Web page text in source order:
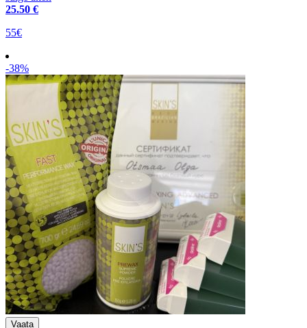
25.50 €
55€
-38%